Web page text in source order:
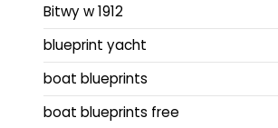
Bitwy w 1912
blueprint yacht
boat blueprints
boat blueprints free